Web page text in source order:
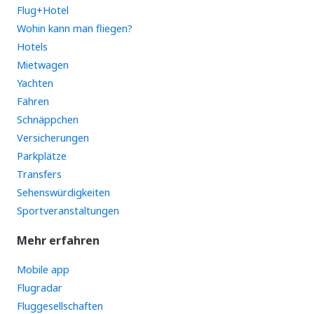
Flug+Hotel
Wohin kann man fliegen?
Hotels
Mietwagen
Yachten
Fähren
Schnäppchen
Versicherungen
Parkplätze
Transfers
Sehenswürdigkeiten
Sportveranstaltungen
Mehr erfahren
Mobile app
Flugradar
Fluggesellschaften